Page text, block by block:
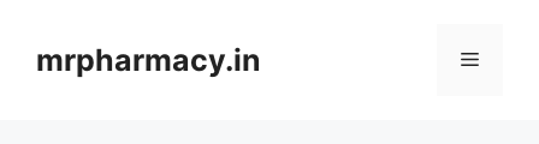
contentmrpharmacy.in Menu